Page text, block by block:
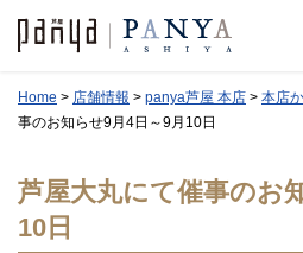
Home > 店舗情報 > panya芦屋 本店 > 本店
事のお知らせ9月4日～9月10日
芦屋大丸にて催事のお
10日